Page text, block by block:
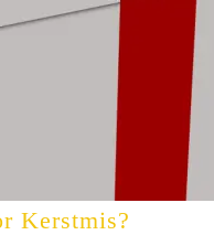
Kerstmis?